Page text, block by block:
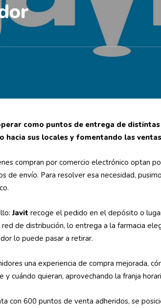
como puntos de entrega de
hacia sus locales y fomentando las
compran por comercio electrónico optan
de envío. Para resolver esa necesidad,
Javit recoge el pedido en el depósito o
de distribución, lo entrega a la farmacia
lo puede pasar a retirar.
una experiencia de compra mejorada,
cuándo quieran, aprovechando la franja
con 600 puntos de venta adheridos, se